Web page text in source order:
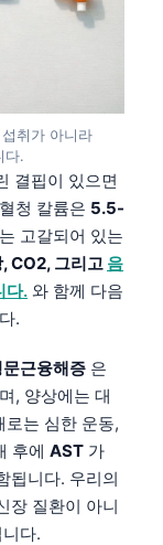
취가 아니라
다.
결핍이 있으면
청 칼륨은 5.5-
고갈되어 있는
CO2, 그리고 음
다. 와 함께 다음
.
문근융해증 은
, 양상에는 대
로는 심한 운동,
후에 AST 가
됩니다. 우리의
장 질환이 아니
다.